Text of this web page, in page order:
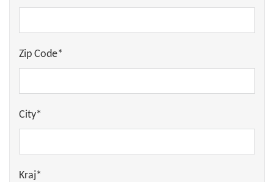
Zip Code*
City*
Kraj*